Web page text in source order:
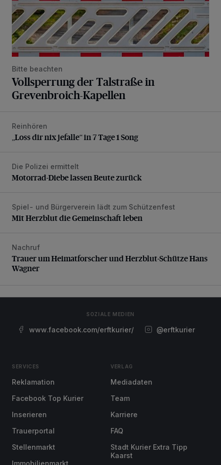
Bitte beachten
Vollsperrung der Talstraße in
Grevenbroich-Kapellen
„Loss dir nix jefalle“ in 7 Tage 1 Song
Reinhören
„Loss dir nix jefalle“ in 7 Tage 1 Song
Motorrad-Diebe lassen Beute zurück
Die Polizei ermittelt
Motorrad-Diebe lassen Beute zurück
Mit Herzblut die Gemeinschaft leben
Spiel- und Bürgerverein lädt zum Schützenfest
Mit Herzblut die Gemeinschaft leben
Trauer um Heimatforscher und Herzblut-Schütze Hans
Nachruf
Trauer um Heimatforscher und Herzblut-Schütze Hans
Wagner
SOZIALE MEDIEN
www.facebook.com/erftkurier/ @erftkurier
SERVICES
Reklamation
Facebook Top Kurier
Inserieren
Trauerportal
Stellenmarkt
Immobilienmarkt
VERLAG
Mediadaten
Team
Karriere
FAQ
Stadt Kurier Extra Tipp
Kaarst